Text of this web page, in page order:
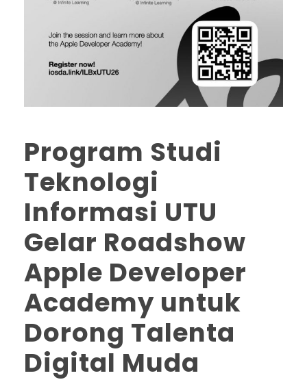
Program Studi
Teknologi
Informasi UTU
Gelar Roadshow
Apple Developer
Academy untuk
Dorong Talenta
Digital Muda